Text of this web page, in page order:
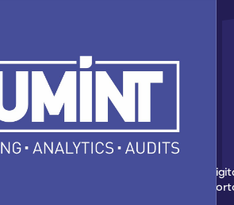
PARTNEREM AKADEMII
Koszykówki 3x3 został Humint
z Gdańska, która wspiera wydarzenia